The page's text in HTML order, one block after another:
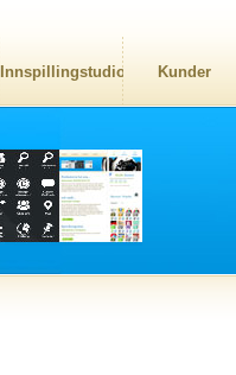
Innspillingstudio Kunder